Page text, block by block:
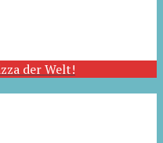
der Welt!